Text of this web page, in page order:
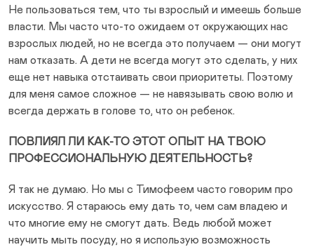
Не пользоваться тем, что ты взрослый и имеешь больше
власти. Мы часто что-то ожидаем от окружающих нас
взрослых людей, но не всегда это получаем — они могут
нам отказать. А дети не всегда могут это сделать, у них
еще нет навыка отстаивать свои приоритеты. Поэтому
для меня самое сложное — не навязывать свою волю и
всегда держать в голове то, что он ребенок.
ПОВЛИЯЛ ЛИ КАК-ТО ЭТОТ ОПЫТ НА ТВОЮ
ПРОФЕССИОНАЛЬНУЮ ДЕЯТЕЛЬНОСТЬ?
Я так не думаю. Но мы с Тимофеем часто говорим про
искусство. Я стараюсь ему дать то, чем сам владею и
что многие ему не смогут дать. Ведь любой может
научить мыть посуду, но я использую возможность